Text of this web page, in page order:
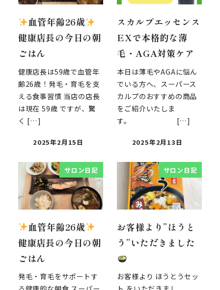
血管年齢26歳
健康店長の今日の朝
ごはん
健康店長は59歳で血管年
齢26歳！発毛・育毛を支
える食事習慣 当店の店長
は現在 59歳 ですが、驚
く […]
2025年2月15日
スカルプエッセンス
EXで本格的な薄
毛・AGA対策ケア
本日は薄毛やAGAに悩ん
でいる方へ、スーパース
カルプのおすすめの商品
をご紹介いたしま
す。 […]
2025年2月13日
サロン日記
血管年齢26歳
健康店長の今日の朝
ごはん
発毛・育毛をサポートす
サロン日記
お客様より”ほうと
う”いただきました
お客様より ほうとうセッ